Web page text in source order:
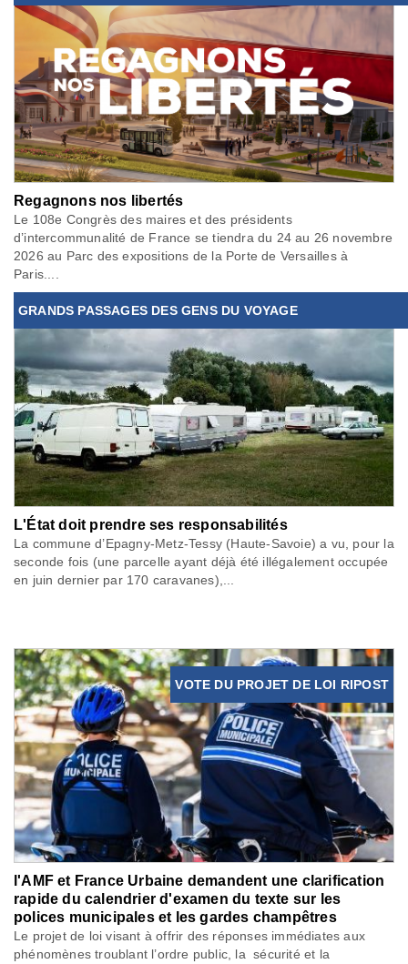
Regagnons nos libertés
Le 108e Congrès des maires et des présidents
d’intercommunalité de France se tiendra du 24 au 26 novembre
2026 au Parc des expositions de la Porte de Versailles à
Paris....
GRANDS PASSAGES DES GENS DU VOYAGE
L'État doit prendre ses responsabilités
La commune d’Epagny-Metz-Tessy (Haute-Savoie) a vu, pour la
seconde fois (une parcelle ayant déjà été illégalement occupée
en juin dernier par 170 caravanes),...
VOTE DU PROJET DE LOI RIPOST
l'AMF et France Urbaine demandent une clarification
rapide du calendrier d'examen du texte sur les
polices municipales et les gardes champêtres
Le projet de loi visant à offrir des réponses immédiates aux
phénomènes troublant l’ordre public, la sécurité et la